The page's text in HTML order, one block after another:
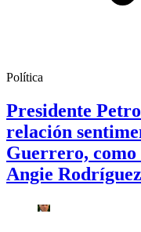
Política
Presidente
relación
Guerrero,
Angie Rodríguez